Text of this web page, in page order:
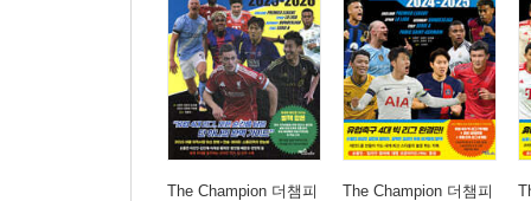
The Champion 더챔피
The Champion 더챔피